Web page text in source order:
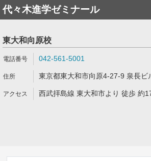
代々木進学ゼミナール
東大和向原校
042-561-5001
東京都東大和市向原4-27-9 泉長ビ
西武拝島線 東大和市より 徒歩 約